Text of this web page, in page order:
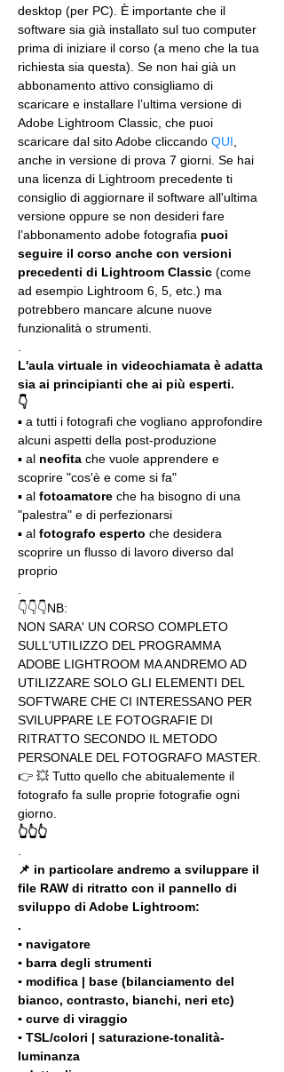
desktop (per PC). È importante che il
software sia già installato sul tuo computer
prima di iniziare il corso (a meno che la tua
richiesta sia questa). Se non hai già un
abbonamento attivo consigliamo di
scaricare e installare l’ultima versione di
Adobe Lightroom Classic, che puoi
scaricare dal sito Adobe cliccando QUI
anche in versione di prova 7 giorni. Se hai
una licenza di Lightroom precedente ti
consiglio di aggiornare il software all'ultima
versione oppure se non desideri fare
l’abbonamento adobe fotografia puoi
seguire il corso anche con versioni
precedenti di Lightroom Classic (come
ad esempio Lightroom 6, 5, etc.) ma
potrebbero mancare alcune nuove
funzionalità o strumenti.
L'aula virtuale in videochiamata è adatta
sia ai principianti che ai più esperti.
👇
▪️ a tutti i fotografi che vogliano approfondire
alcuni aspetti della post-produzione
▪️ al neofita che vuole apprendere e
scoprire "cos'è e come si fa"
▪️ al fotoamatore che ha bisogno di una
"palestra" e di perfezionarsi
▪️ al fotografo esperto che desidera
scoprire un flusso di lavoro diverso dal
proprio
👇👇👇NB:
NON SARA' UN CORSO COMPLETO
SULL'UTILIZZO DEL PROGRAMMA
ADOBE LIGHTROOM MA ANDREMO AD
UTILIZZARE SOLO GLI ELEMENTI DEL
SOFTWARE CHE CI INTERESSANO PER
SVILUPPARE LE FOTOGRAFIE DI
RITRATTO SECONDO IL METODO
PERSONALE DEL FOTOGRAFO MASTER.
👉 💥 Tutto quello che abitualemente il
fotografo fa sulle proprie fotografie ogni
giorno.
👆👆👆
📌 in particolare andremo a sviluppare il
file RAW di ritratto con il pannello di
sviluppo di Adobe Lightroom:
.
▪️ navigatore
▪️ barra degli strumenti
▪️ modifica | base (bilanciamento del
bianco, contrasto, bianchi, neri etc)
▪️ curve di viraggio
▪️ TSL/colori | saturazione-tonalità-
luminanza